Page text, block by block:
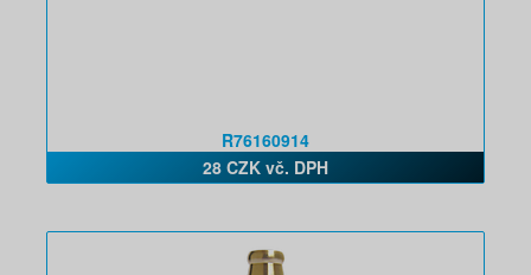
R76160914
28 CZK vč. DPH